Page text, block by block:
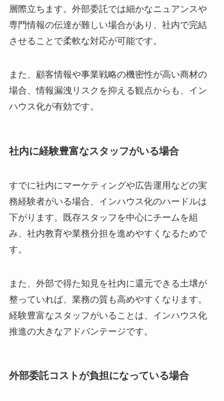
層際立ちます。外部委託では細かなニュアンスや
専門情報の伝達が難しい場合があり、社内で完結
させることで柔軟な対応が可能です。
また、顧客情報や事業戦略の機密性が高い商材の
場合、情報漏洩リスクを抑える観点からも、イン
ハウス化が有効です。
社内に経験豊富なスタッフがいる場合
すでに社内にマーケティングや広告運用などの実
務経験者がいる場合、インハウス化のハードルは
下がります。既存スタッフを中心にチームを組
み、社内教育や業務分担を進めやすくなるためで
す。
また、外部で得た知見を社内に還元できる土壌が
整っていれば、業務の質も高めやすくなります。
経験豊富なスタッフがいることは、インハウス化
推進の大きなアドバンテージです。
外部委託コストが負担になっている場合